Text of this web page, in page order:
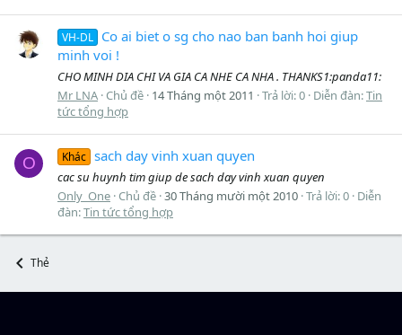
VH-DL Co ai biet o sg cho nao ban banh hoi giup
minh voi !
CHO MINH DIA CHI VA GIA CA NHE CA NHA . THANKS1:panda11:
Mr LNA Chủ đề 14 Tháng một 2011 Trả lời: 0 Diễn đàn:Tin
tức tổng hợp
O Khác sach day vinh xuan quyen
cac su huynh tim giup de sach day vinh xuan quyen
Only_One Chủ đề 30 Tháng mười một 2010 Trả lời: 0 Diễn
đàn:Tin tức tổng hợp
Thẻ